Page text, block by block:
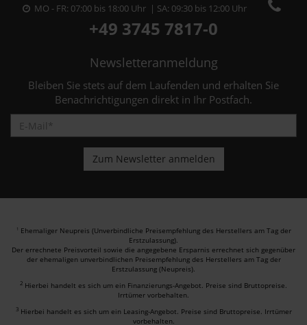
MO - FR: 07:00 bis 18:00 Uhr | SA: 09:30 bis 12:00 Uhr
+49 3745 7817-0
Newsletteranmeldung
Bleiben Sie stets auf dem Laufenden und erhalten Sie
Benachrichtigungen direkt in Ihr Postfach.
1 Ehemaliger Neupreis (Unverbindliche Preisempfehlung des Herstellers am Tag der
Erstzulassung).
Der errechnete Preisvorteil sowie die angegebene Ersparnis errechnet sich gegenüber
der ehemaligen unverbindlichen Preisempfehlung des Herstellers am Tag der
Erstzulassung (Neupreis).
2 Hierbei handelt es sich um ein Finanzierungs-Angebot. Preise sind Bruttopreise.
Irrtümer vorbehalten.
3 Hierbei handelt es sich um ein Leasing-Angebot. Preise sind Bruttopreise. Irrtümer
vorbehalten.